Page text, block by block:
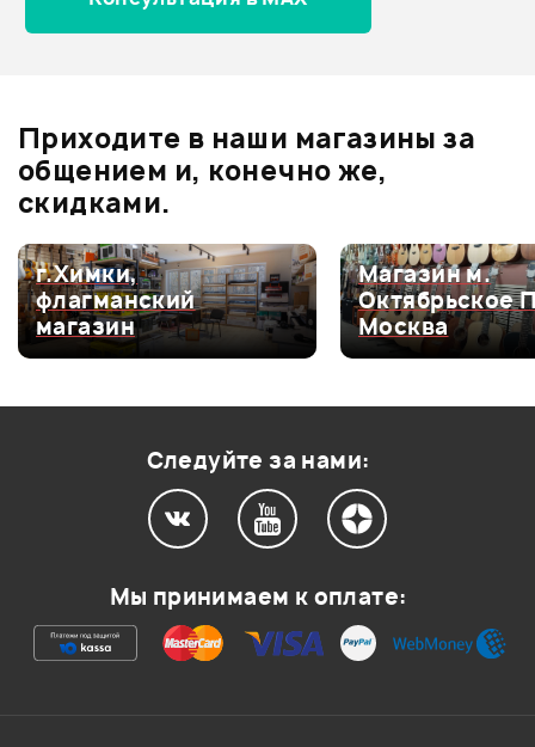
0.0
Оценка5
0
Оценка4
0
Оценка3
0
Ваша оценка:
Приходите в наши магазины за
общением и, конечно же,
скидками.
г.Химки,
флагманский
магазин
Магазин м.
Октябрьское
Москва
Следуйте за нами:
Мы принимаем к оплате: